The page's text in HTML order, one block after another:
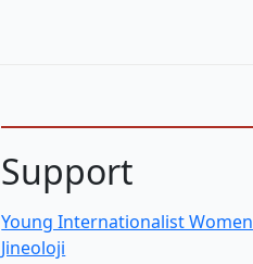
Support
Young Internationalist Women
Jineoloji